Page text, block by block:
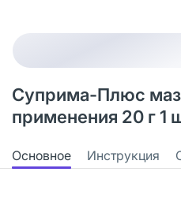
Суприма-Плюс
применения 20 г 1
Основное Инструкция